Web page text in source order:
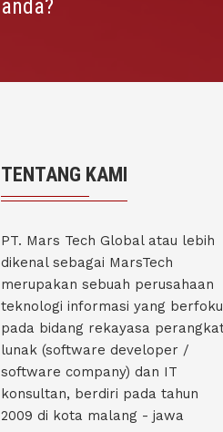
anda?
TENTANG KAMI
PT. Mars Tech Global atau lebih
dikenal sebagai MarsTech
merupakan sebuah perusahaan
teknologi informasi yang
pada bidang rekayasa
lunak (software developer /
software company) dan IT
konsultan, berdiri pada tahun
2009 di kota malang - jawa